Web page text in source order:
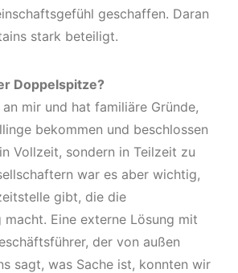
geschaffen. Daran
stark beteiligt.
Doppelspitze?
mir und hat familiäre Gründe,
bekommen und beschlossen
Vollzeit, sondern in Teilzeit zu
war es aber wichtig,
gibt, die die
macht. Eine externe Lösung mit
der von außen
sagt, was Sache ist, konnten wir